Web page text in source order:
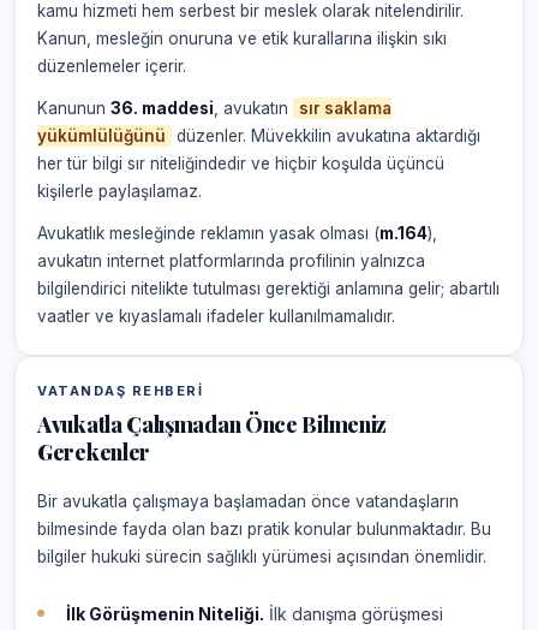
kamu hizmeti hem serbest bir meslek olarak nitelendirilir.
Kanun, mesleğin onuruna ve etik kurallarına ilişkin sıkı
düzenlemeler içerir.
Kanunun 36. maddesi , avukatın
sır saklama
yükümlülüğünü
düzenler. Müvekkilin avukatına aktardığı
her tür bilgi sır niteliğindedir ve hiçbir koşulda üçüncü
kişilerle paylaşılamaz.
Avukatlık mesleğinde reklamın yasak olması (m.164),
avukatın internet platformlarında profilinin yalnızca
bilgilendirici nitelikte tutulması gerektiği anlamına gelir; abartılı
vaatler ve kıyaslamalı ifadeler kullanılmamalıdır.
VATANDAŞ REHBERI
Avukatla Çalışmadan Önce Bilmeniz
Gerekenler
Bir avukatla çalışmaya başlamadan önce vatandaşların
bilmesinde fayda olan bazı pratik konular bulunmaktadır. Bu
bilgiler hukuki sürecin sağlıklı yürümesi açısından önemlidir.
İlk Görüşmenin Niteliği. İlk danışma görüşmesi